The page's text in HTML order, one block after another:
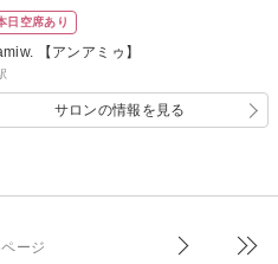
日空席あり
【アンアミゥ】
サロンの情報を見る
ージ